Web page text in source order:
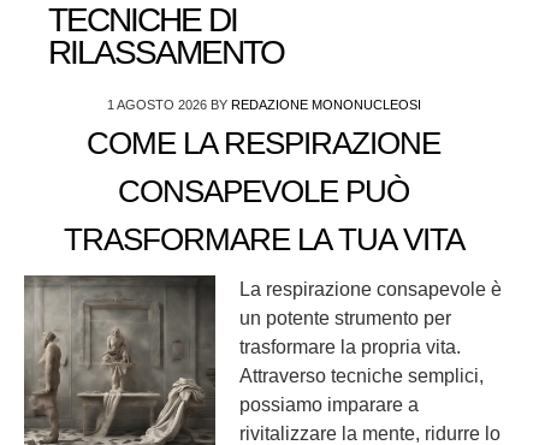
TECNICHE DI
RILASSAMENTO
1 AGOSTO 2026BY REDAZIONE MONONUCLEOSI
COME LA RESPIRAZIONE
CONSAPEVOLE PUÒ
TRASFORMARE LA TUA VITA
La respirazione consapevole è
un potente strumento per
trasformare la propria vita.
Attraverso tecniche semplici,
possiamo imparare a
rivitalizzare la mente, ridurre lo